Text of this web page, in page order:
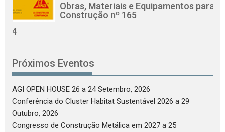
Obras, Materiais e Equipamentos para a
Construção nº 165
Próximos Eventos
AGI OPEN HOUSE 26 a 24 Setembro, 2026
Conferência do Cluster Habitat Sustentável 2026 a 29
Outubro, 2026
Congresso de Construção Metálica em 2027 a 25